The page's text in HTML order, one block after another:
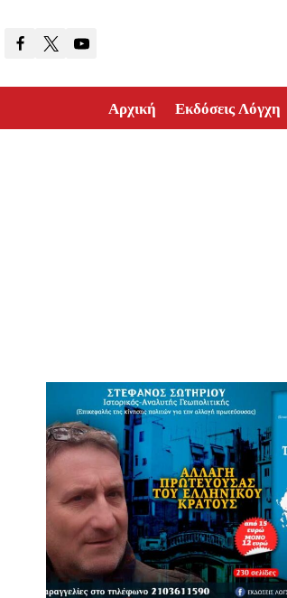
Αρχική Εκδόσεις Λόγχη